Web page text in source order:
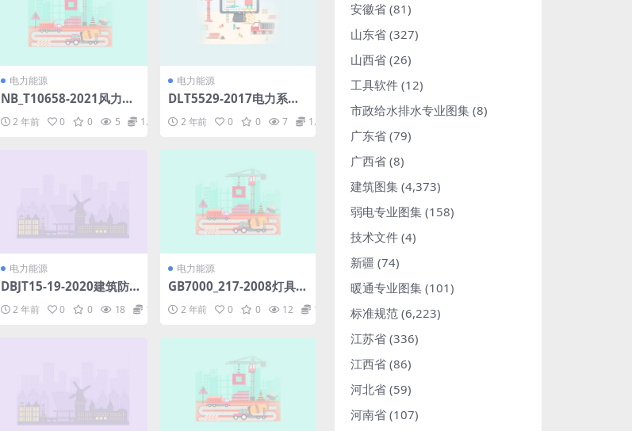
电力能源
NB_T10658-2021风力发
电机组变桨和偏航轴承设
计要求(5.74MB)pdf
2 年前 0 0 5 1.98
电力能源
DLT5529-2017电力系统
串联电容补偿系统设计规
程(6.93MB)pdf
2 年前 0 0 7 1.98
电力能源
DBJT15-19-2020建筑防
2 年前 0 0 18 1.98
电力能源
GB7000_217-2008灯具
台灯光、电视、电影及摄
rar
2 年前 0 0 12 1.98
安徽省 (81)
山东省 (327)
山西省 (26)
工具软件 (12)
市政给水排水专业图集 (8)
广东省 (79)
广西省 (8)
建筑图集 (4,373)
弱电专业图集 (158)
技术文件 (4)
新疆 (74)
暖通专业图集 (101)
标准规范 (6,223)
江苏省 (336)
江西省 (86)
河北省 (59)
河南省 (107)